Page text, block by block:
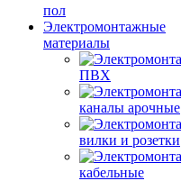
пол
Электромонтажные
материалы
ПВХ
каналы арочные
вилки и розетки
кабельные